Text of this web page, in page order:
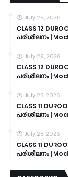
July 29, 2026
CLASS 12
പരിശീലനം |
July 29, 2026
CLASS 12
പരിശീലനം |
July 28, 2026
CLASS 11
പരിശീലനം |
July 28, 2026
CLASS 11
പരിശീലനം |